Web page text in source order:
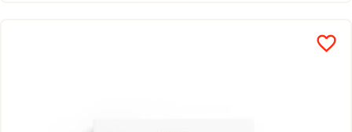
favorite_border